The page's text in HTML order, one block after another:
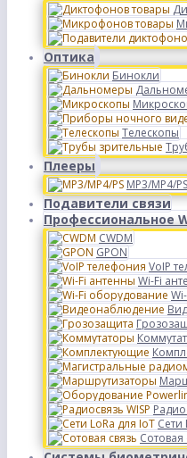
Оптика
Бинокли
Телескопы
Плееры
MP3/MP4/PS
Подавители связи
Профессиональное
CWDM
GPON
VoIP
Wi-Fi
Сети
Сотовая